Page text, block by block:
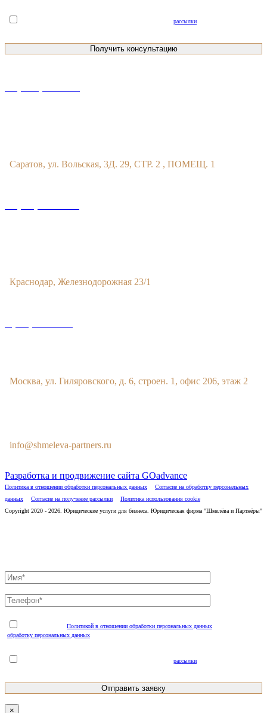
рассылки
Саратов, ул. Вольская, 3Д. 29, СТР. 2 , ПОМЕЩ. 1
Краснодар, Железнодорожная 23/1
Москва, ул. Гиляровского, д. 6, строен. 1, офис 206, этаж 2
info@shmeleva-partners.ru
Разработка и продвижение сайта GOadvance
Политика в отношении обработки персональных данных
Согласие на обработку персональных
данных
Согласие на получение рассылки
Политика использования cookie
Copyright 2020 - 2026. Юридические услуги для бизнеса. Юридическая фирма "Шмелёва и Партнёры"
Политикой в отношении обработки персональных данных
обработку персональных данных
рассылки
×